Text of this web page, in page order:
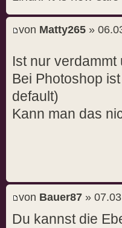
von Matty265 »
Ist nur
Bei Photoshop
default)
Kann man das
von Bauer87 »
Du kannst die